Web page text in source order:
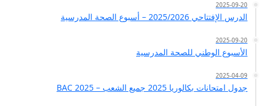
2025-09-20
الدرس الإفتتاحي 2025/2026 – أسبوع الصحة المدرسية
2025-09-20
الأسبوع الوطني للصحة المدرسية
2025-04-09
جدول امتحانات بكالوريا 2025 جميع الشعب – BAC 2025